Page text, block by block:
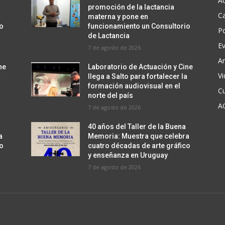
promoción de la lactancia
materna y pone en
funcionamiento un Consultorio
de Lactancia
7 de agosto de 2026
Laboratorio de Actuación y Cine
llega a Salto para fortalecer la
formación audiovisual en el
norte del país
7 de agosto de 2026
40 años del Taller de la Buena
Memoria: Muestra que celebra
cuatro décadas de arte gráfico
y enseñanza en Uruguay
7 de agosto de 2026